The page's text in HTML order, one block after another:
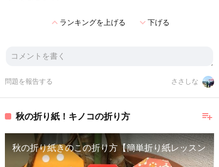
expand_lessランキングを上げる expand_more下げる
ささしな
問題を報告する
playlist_add
秋の折り紙！キノコの折り方
秋の折り紙きのこの折り方【簡単折り紙レッスン】